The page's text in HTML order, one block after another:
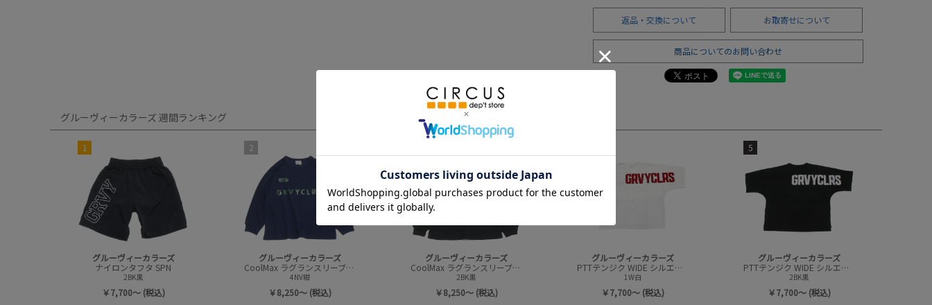
返品・交換について お取寄せについて
商品についてのお問い合わせ
グルーヴィーカラーズ 週間ランキング
1
グルーヴィーカラーズ
ナイロンタフタ SPN
2BK黒
￥7,700～ (税込)
2
グルーヴィーカラーズ
CoolMax ラグランスリーブ L/S TEE
4NV紺
￥8,250～ (税込)
グルーヴィーカラーズ
CoolMax ラグランスリーブ L/S TEE
2BK黒
￥8,250～ (税込)
グルーヴィーカラーズ
PTTテンジク WIDE シルエット 7ブソデ TEE
1W白
￥7,700～ (税込)
5
グルーヴィーカラーズ
PTTテンジク WIDE シルエット 7ブソデ TEE
2BK黒
￥7,700～ (税込)